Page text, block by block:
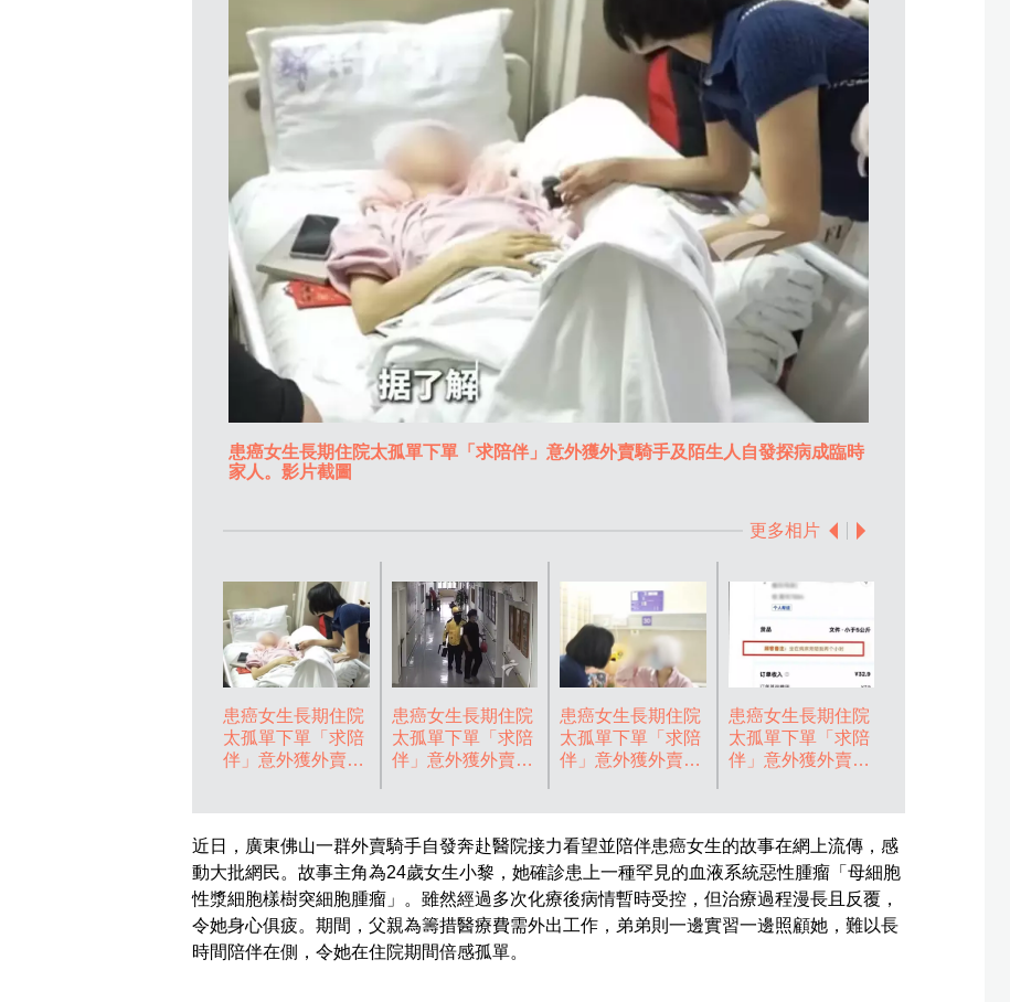
患癌女生長期住院太孤單下單「求陪伴」意外獲外賣騎手及陌生人自發探病成臨時
家人。影片截圖
患癌女生長期
更多相片
患癌女生長期住院
太孤單下單「求陪
伴」意外獲外賣騎
患癌女生長期住院
太孤單下單「求陪
伴」意外獲外賣騎
患癌女生長期住院
太孤單下單「求陪
伴」意外獲外賣騎
患癌女生長期住院
太孤單下單「求陪
伴」意外獲外賣騎
病成臨時家人
近日，廣東佛山一群外賣騎手自發奔赴醫院接力看望並陪伴患癌女生的故事在網上流傳，感
動大批網民。故事主角為24歲女生小黎，她確診患上一種罕見的血液系統惡性腫瘤「母細胞
性漿細胞樣樹突細胞腫瘤」。雖然經過多次化療後病情暫時受控，但治療過程漫長且反覆，
令她身心俱疲。期間，父親為籌措醫療費需外出工作，弟弟則一邊實習一邊照顧她，難以長
時間陪伴在側，令她在住院期間倍感孤單。